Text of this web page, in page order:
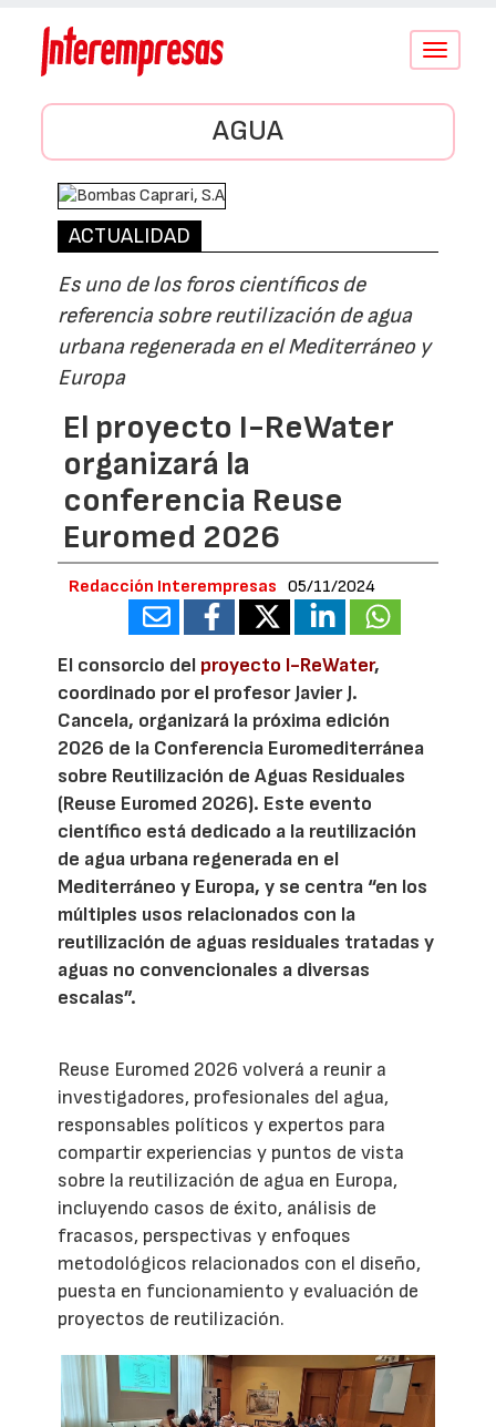
Conmutar
AGUA
ACTUALIDAD
Es uno de los foros científicos de
referencia sobre reutilización de agua
urbana regenerada en el Mediterráneo y
Europa
El proyecto I-ReWater
organizará la
conferencia Reuse
Euromed 2026
Redacción Interempresas 05/11/2024
El consorcio del proyecto I-ReWater,
coordinado por el profesor Javier J.
Cancela, organizará la próxima edición
2026 de la Conferencia Euromediterránea
sobre Reutilización de Aguas Residuales
(Reuse Euromed 2026). Este evento
científico está dedicado a la reutilización
de agua urbana regenerada en el
Mediterráneo y Europa, y se centra “en los
múltiples usos relacionados con la
reutilización de aguas residuales tratadas y
aguas no convencionales a diversas
escalas”.
Reuse Euromed 2026 volverá a reunir a
investigadores, profesionales del agua,
responsables políticos y expertos para
compartir experiencias y puntos de vista
sobre la reutilización de agua en Europa,
incluyendo casos de éxito, análisis de
fracasos, perspectivas y enfoques
metodológicos relacionados con el diseño,
puesta en funcionamiento y evaluación de
proyectos de reutilización.